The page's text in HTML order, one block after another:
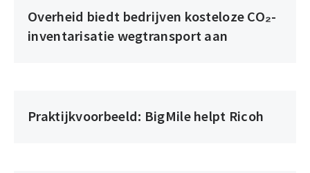
Overheid biedt bedrijven kosteloze CO₂-
inventarisatie wegtransport aan
Praktijkvoorbeeld: BigMile helpt Ricoh